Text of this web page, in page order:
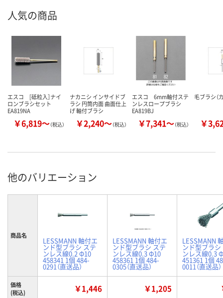
人気の商品
エスコ [砥粒入］ナイ
ロンブラシセット
EA819NA
￥6,819～（税込）
ナカニシ インサイドブ
ラシ 円筒内面 曲面仕上
げ 軸付ブラシ
￥2,240～（税込）
エスコ 6mm軸付ステ
ンレスロープブラシ
EA819BJ
￥7,341～（税込）
毛ブラシ（
￥
他のバリエーション
商品名
LESSMANN 軸付エ
ンド型ブラシ ステ
ンレス線0.2 Φ10
458341 1個 484-
0291（直送品）
LESSMANN 軸付エ
ンド型ブラシ ステ
ンレス線0.3 Φ10
458361 1個 484-
0305（直送品）
LESSMANN
ンド型ブラシ
ンレス線0.3
451361 1個
0011（直送品）
価格
(税込)
￥1,446 ￥1,205